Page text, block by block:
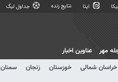
ایتا نتایج زنده جداول لیگ
خراسان شمالی خوزستان زنجان سمنان
مهر عناوین اخبار